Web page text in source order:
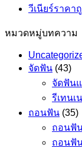
วีเนียร์ราคา
หมวดหมู่บทความ
จัดฟัน (43)
จัดฟัน
รีเทนเ
ถอนฟัน (35)
ถอนฟั
ถอนฟั